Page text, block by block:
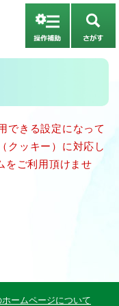
が
す
できる設定になって
クッキー）に対応し
をご利用頂けませ
ホームページについて